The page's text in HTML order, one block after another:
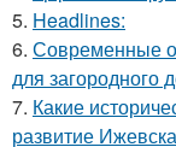
5. Headlines:
6. Современные
для загородного
7. Какие
развитие Ижевска